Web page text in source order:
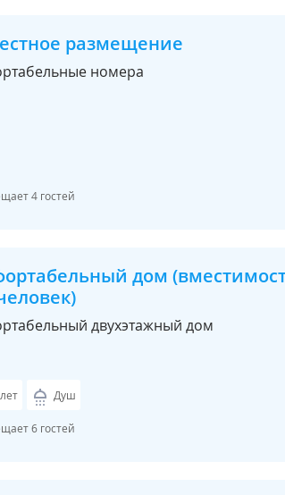
размещение
номера
4 гостей
дом
двухэтажный дом
Душ
6 гостей